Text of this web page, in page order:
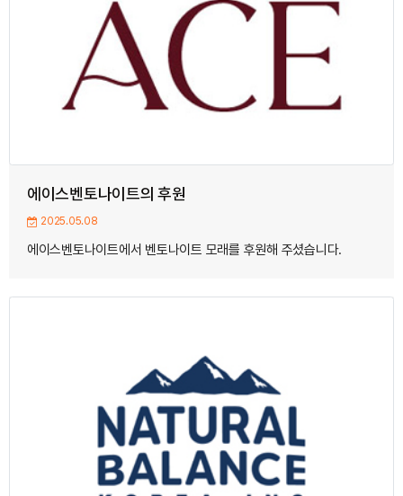
에이스벤토나이트의 후원
2025.05.08
에이스벤토나이트에서 벤토나이트 모래를 후원해 주셨습니다.